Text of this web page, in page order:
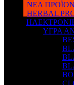
ΝΕΑ
HERBAL
ΥΓΡΑ